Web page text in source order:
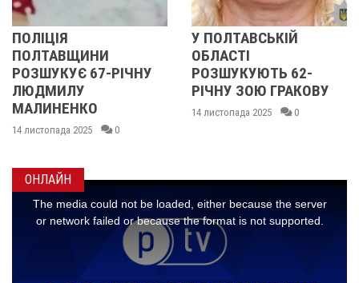
ПОЛІЦІЯ
ПОЛТАВЩИНИ
РОЗШУКУЄ 67-РІЧНУ
ЛЮДМИЛУ
МАЛИНЕНКО
14 листопада 2025 0
У ПОЛТАВСЬКІЙ
ОБЛАСТІ
РОЗШУКУЮТЬ 62-
РІЧНУ ЗОЮ ГРАКОВУ
14 листопада 2025 0
ОНЛАЙН